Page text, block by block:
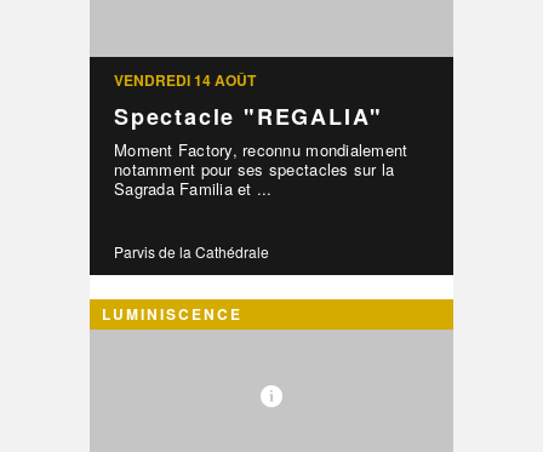
VENDREDI 14 AOÛT
Spectacle "REGALIA"
Moment Factory, reconnu mondialement
notamment pour ses spectacles sur la
Sagrada Familia et ...
Parvis de la Cathédrale
LUMINISCENCE